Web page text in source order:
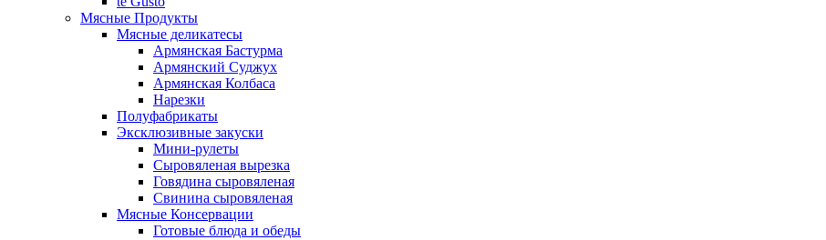
Мясные Продукты
Мясные деликатесы
Армянская Бастурма
Армянский Суджух
Армянская Колбаса
Нарезки
Полуфабрикаты
Эксклюзивные закуски
Мини-рулеты
Сыровяленая вырезка
Говядина сыровяленая
Свинина сыровяленая
Мясные Консервации
Готовые блюда и обеды